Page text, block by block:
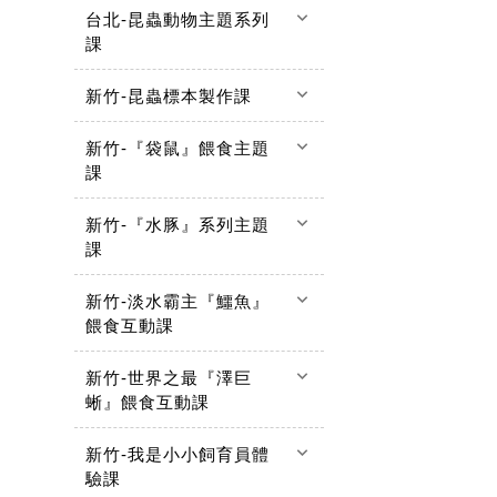
台北-昆蟲動物主題系列
課
keyboard_arrow_down
新竹-昆蟲標本製作課 keyboard_arrow_down
新竹-『袋鼠』餵食主題
課
keyboard_arrow_down
新竹-『水豚』系列主題
課
keyboard_arrow_down
新竹-淡水霸主『鱷魚』
餵食互動課
keyboard_arrow_down
新竹-世界之最『澤巨
蜥』餵食互動課
keyboard_arrow_down
新竹-我是小小飼育員體
驗課
keyboard_arrow_down